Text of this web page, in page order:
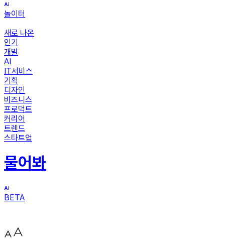
놀이터
새로 나온
인기
개발
AI
IT서비스
기획
디자인
비즈니스
프로덕트
커리어
트렌드
스타트업
물어봐
BETA